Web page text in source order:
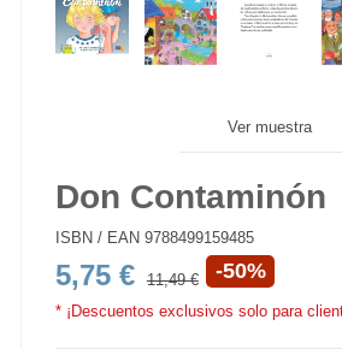
Ver muestra
Don Contaminón
ISBN / EAN 9788499159485
5,75 € 11,49 € -50%
* ¡Descuentos exclusivos solo para